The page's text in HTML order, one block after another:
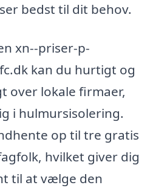
bedst til dit behov.
xn--priser-p-
kan du hurtigt og
over lokale firmaer,
i hulmursisolering.
op til tre gratis
hvilket giver dig
til at vælge den